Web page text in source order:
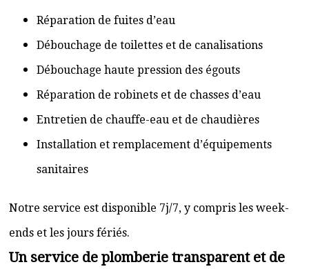
Réparation de fuites d’eau
Débouchage de toilettes et de canalisations
Débouchage haute pression des égouts
Réparation de robinets et de chasses d’eau
Entretien de chauffe-eau et de chaudières
Installation et remplacement d’équipements
sanitaires
Notre service est disponible 7j/7, y compris les week-
ends et les jours fériés.
Un service de plomberie transparent et de